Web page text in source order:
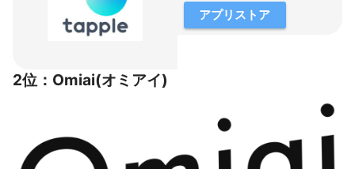
アプリストア
2位：Omiai(オミアイ)